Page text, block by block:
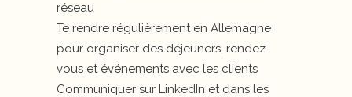
réseau
Te rendre régulièrement en Allemagne
pour organiser des déjeuners, rendez-
vous et événements avec les clients
Communiquer sur LinkedIn et dans les